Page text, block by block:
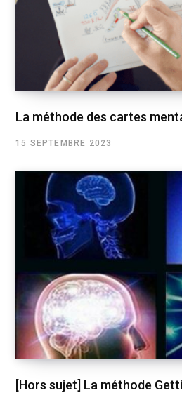
La méthode des cartes
15 SEPTEMBRE 2023
[Hors sujet] La méthode